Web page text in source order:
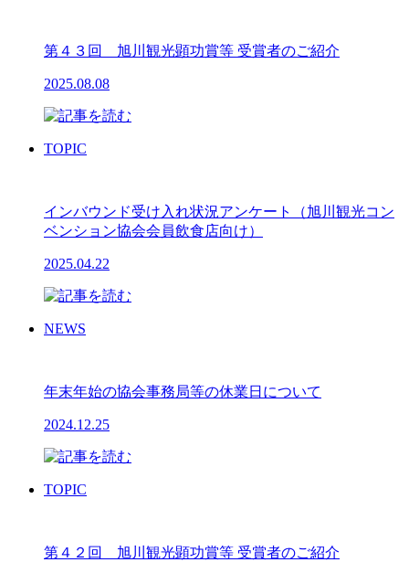
第４３回 旭川観光顕功賞等 受賞者のご紹介
2025.08.08
TOPIC
インバウンド受け入れ状況アンケート（旭川観光コン
ベンション協会会員飲食店向け）
2025.04.22
NEWS
年末年始の協会事務局等の休業日について
2024.12.25
TOPIC
第４２回 旭川観光顕功賞等 受賞者のご紹介